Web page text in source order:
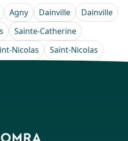
Agny Dainville
Dainville
Sainte-Catherine
Nicolas Saint-Nicolas